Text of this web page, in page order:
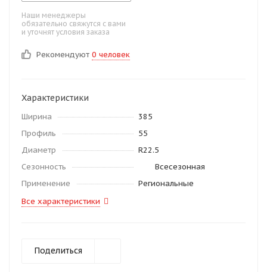
Наши менеджеры
обязательно свяжутся с вами
и уточнят условия заказа
Рекомендуют 0 человек
Характеристики
Ширина
385
Профиль
55
Диаметр
R22.5
Сезонность
Всесезонная
Применение
Региональные
Все характеристики
Поделиться